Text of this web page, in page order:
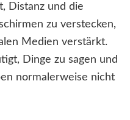
Distanz und die
zu verstecken,
Medien verstärkt.
Dinge zu sagen und
normalerweise nicht